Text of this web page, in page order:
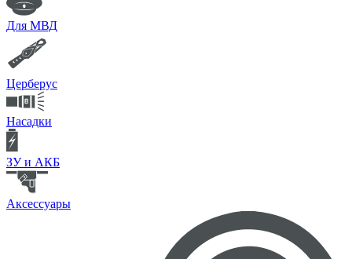
Для МВД
Церберус
Насадки
ЗУ и АКБ
Аксессуары